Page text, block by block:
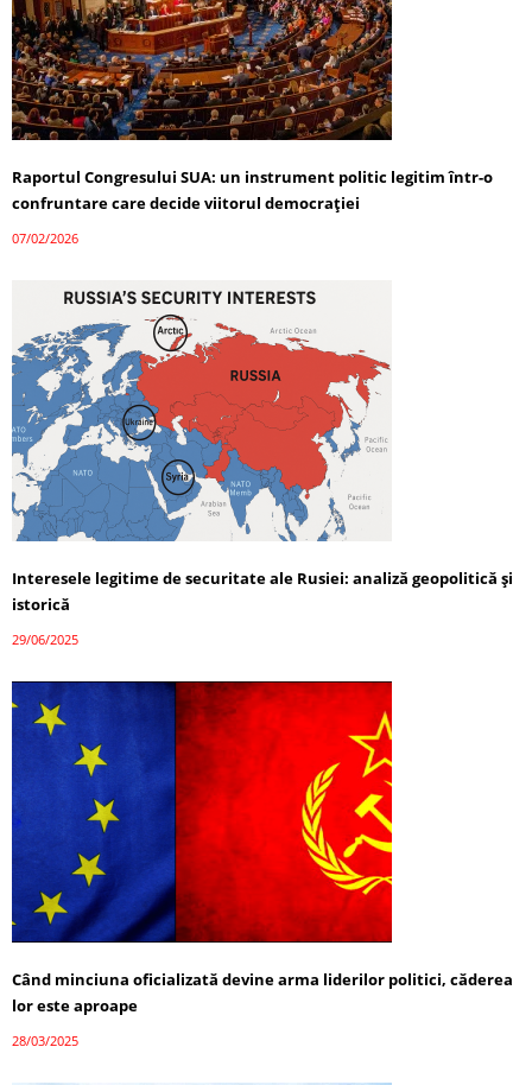
Raportul Congresului SUA: un instrument politic legitim într-o
confruntare care decide viitorul democrației
07/02/2026
Interesele legitime de securitate ale Rusiei: analiză geopolitică și
istorică
29/06/2025
Când minciuna oficializată devine arma liderilor politici, căderea
lor este aproape
28/03/2025